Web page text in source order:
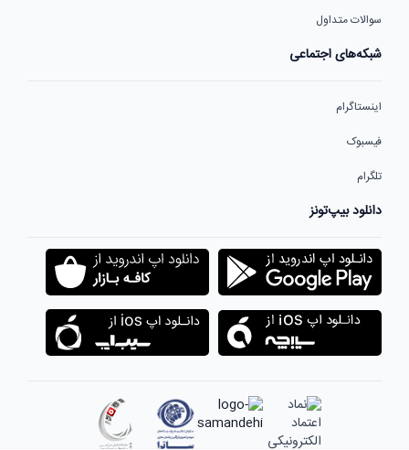
سوالات متداول
شبکه‌های اجتماعی
اینستاگرام
فیسبوک
تلگرام
دانلود بیپ‌تونز